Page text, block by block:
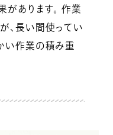
があります。 作業
、長い間使ってい
い作業の積み重